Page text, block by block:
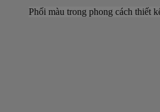
Phối màu trong phong cách thiết